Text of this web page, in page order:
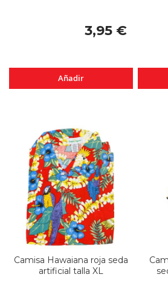
3,95 €
Añadir
Camisa Hawaiana roja seda
artificial talla XL